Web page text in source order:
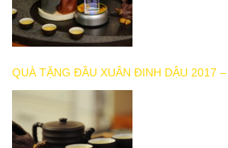
QUÀ TẶNG ĐẦU XUÂN ĐINH DẬU 2017